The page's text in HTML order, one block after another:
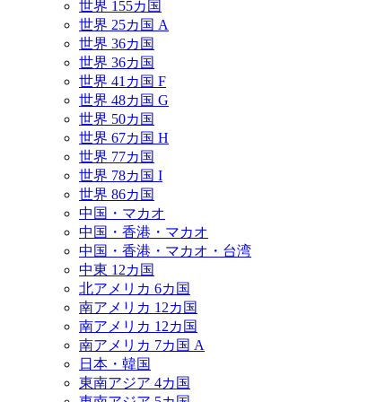
世界 155カ国
世界 25カ国 A
世界 36カ国
世界 36カ国
世界 41カ国 F
世界 48カ国 G
世界 50カ国
世界 67カ国 H
世界 77カ国
世界 78カ国 I
世界 86カ国
中国・マカオ
中国・香港・マカオ
中国・香港・マカオ・台湾
中東 12カ国
北アメリカ 6カ国
南アメリカ 12カ国
南アメリカ 12カ国
南アメリカ 7カ国 A
日本・韓国
東南アジア 4カ国